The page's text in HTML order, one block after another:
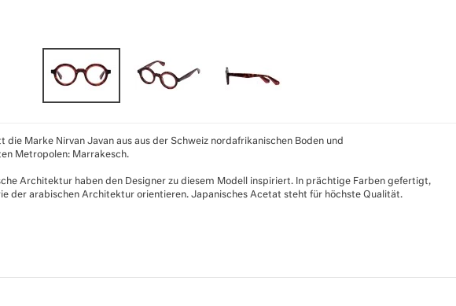
die Marke Nirvan Javan aus aus der Schweiz nordafrikanischen Boden und
Metropolen: Marrakesch.
Architektur haben den Designer zu diesem Modell inspiriert. In prächtige Farben gefertigt,
der arabischen Architektur orientieren. Japanisches Acetat steht für höchste Qualität.